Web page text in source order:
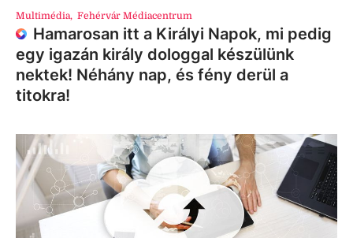
Multimédia, Fehérvár Médiacentrum
Hamarosan itt a Királyi Napok, mi pedig
egy igazán király dologgal készülünk
nektek! Néhány nap, és fény derül a
titokra!